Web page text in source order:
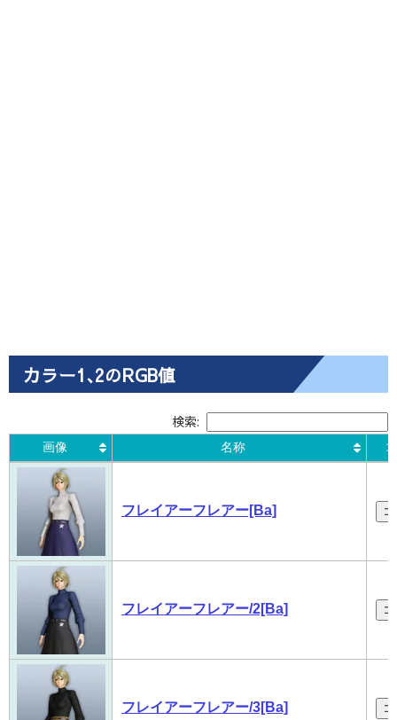
カラー1､2のRGB値
検索:
画像 名称
画像
フレイアーフレアー[Ba]
フレイアーフレアー/2[Ba]
フレイアーフレアー/3[Ba]